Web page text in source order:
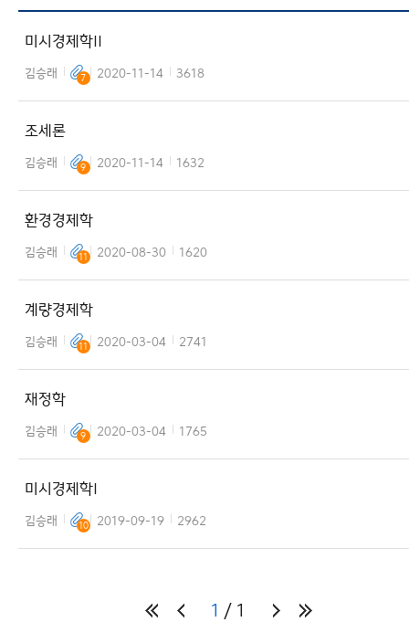
어
력
창
미시경제학II
김승래 7 2020-11-14 3618
조세론
김승래 9 2020-11-14 1632
환경경제학
김승래 11 2020-08-30 1620
계량경제학
김승래 11 2020-03-04 2741
재정학
김승래 9 2020-03-04 1765
미시경제학I
김승래 10 2019-09-19 2962
1 1